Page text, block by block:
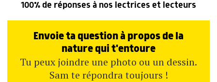
100% de réponses à nos lectrices et lecteurs
Envoie ta question à propos de la
nature qui t'entoure
Tu peux joindre une photo ou un dessin.
Sam te répondra toujours !